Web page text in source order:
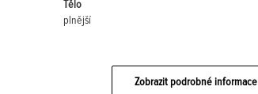
Tělo
plnější
Zobrazit podrobné informace